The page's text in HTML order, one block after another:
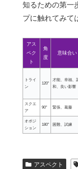
知るための第一
プに触れてみて
アス
ペク
ト
角
度
意味合い
トライ
ン
120°
才能、幸福、
和、良い影響
スクエ
ア
90° 緊張、葛藤
オポジ
ション
180° 困難、試練
アスペクト